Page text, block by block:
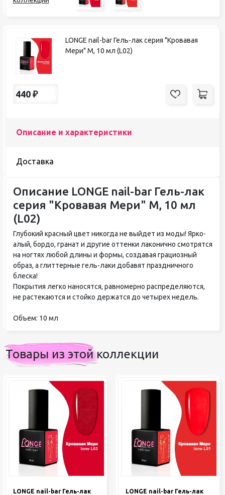
LONGE nail-bar Гель-лак серия "Кровавая
Мери" М, 10 мл (L02)
440 ₽
Описание и характеристики
Доставка
Описание LONGE nail-bar Гель-лак
серия "Кровавая Мери" М, 10 мл
(L02)
Глубокий красный цвет никогда не выйдет из моды! Ярко-
алый, бордо, гранат и другие оттенки лаконично смотрятся
на ногтях любой длины и формы, создавая грациозный
образ, а глиттерные гель-лаки добавят праздничного
блеска!
Покрытия легко наносятся, равномерно распределяются,
не растекаются и стойко держатся до четырех недель.
Объем: 10 мл
Товары из этой коллекции
LONGE nail-bar Гель-лак
LONGE nail-bar Гель-лак